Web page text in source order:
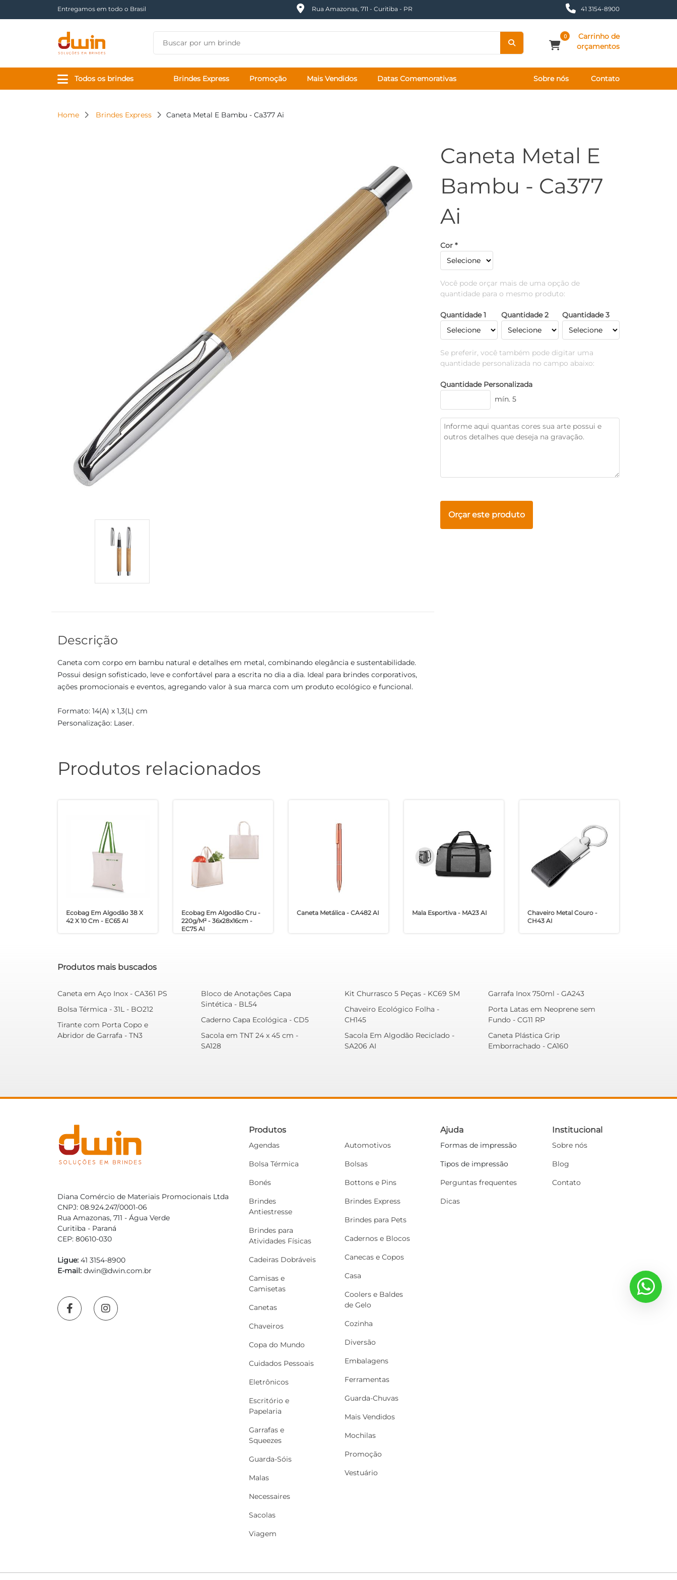
Entregamos em todo o Brasil Rua Amazonas, 711 - Curitiba - PR 41 3154-8900
0
Carrinho de
orçamentos
Todos os brindes Brindes Express Promoção Mais Vendidos Datas Comemorativas Sobre nós Contato
Home Brindes Express Caneta Metal E Bambu - Ca377 Ai
Descrição
Caneta com corpo em bambu natural e detalhes em metal, combinando elegância e sustentabilidade.
Possui design sofisticado, leve e confortável para a escrita no dia a dia. Ideal para brindes corporativos,
ações promocionais e eventos, agregando valor à sua marca com um produto ecológico e funcional.
Formato: 14(A) x 1,3(L) cm
Personalização: Laser.
Caneta Metal E
Bambu - Ca377
Ai
Cor *
Você pode orçar mais de uma opção de
quantidade para o mesmo produto:
Quantidade 1 Quantidade 2 Quantidade 3
Se preferir, você também pode digitar uma
quantidade personalizada no campo abaixo:
Quantidade Personalizada
mín. 5
Orçar este produto
Produtos relacionados
Ecobag Em Algodão 38 X
42 X 10 Cm - EC65 AI
Ecobag Em Algodão Cru -
220g/m² - 36x28x16cm -
EC75 AI
Caneta Metálica - CA482 AI Mala Esportiva - MA23 AI
Chaveiro Metal Couro -
CH43 AI
Produtos mais buscados
Caneta em Aço Inox - CA361 PS
Bolsa Térmica - 31L - BO212
Tirante com Porta Copo e
Abridor de Garrafa - TN3
Bloco de Anotações Capa
Sintética - BL54
Caderno Capa Ecológica - CD5
Sacola em TNT 24 x 45 cm -
SA128
Kit Churrasco 5 Peças - KC69 SM
Chaveiro Ecológico Folha -
CH145
Sacola Em Algodão Reciclado -
SA206 AI
Garrafa Inox 750ml - GA243
Porta Latas em Neoprene sem
Fundo - CG11 RP
Caneta Plástica Grip
Emborrachado - CA160
Diana Comércio de Materiais Promocionais Ltda
CNPJ: 08.924.247/0001-06
Rua Amazonas, 711 - Água Verde
Curitiba - Paraná
CEP: 80610-030
Ligue: 41 3154-8900
E-mail: dwin@dwin.com.br
Produtos
Agendas
Bolsa Térmica
Bonés
Brindes
Antiestresse
Brindes para
Atividades Físicas
Cadeiras Dobráveis
Camisas e
Camisetas
Canetas
Chaveiros
Copa do Mundo
Cuidados Pessoais
Eletrônicos
Escritório e
Papelaria
Garrafas e
Squeezes
Guarda-Sóis
Malas
Necessaires
Sacolas
Viagem
Automotivos
Bolsas
Bottons e Pins
Brindes Express
Brindes para Pets
Cadernos e Blocos
Canecas e Copos
Casa
Coolers e Baldes
de Gelo
Cozinha
Diversão
Embalagens
Ferramentas
Guarda-Chuvas
Mais Vendidos
Mochilas
Promoção
Vestuário
Ajuda
Formas de impressão
Tipos de impressão
Perguntas frequentes
Dicas
Institucional
Sobre nós
Blog
Contato